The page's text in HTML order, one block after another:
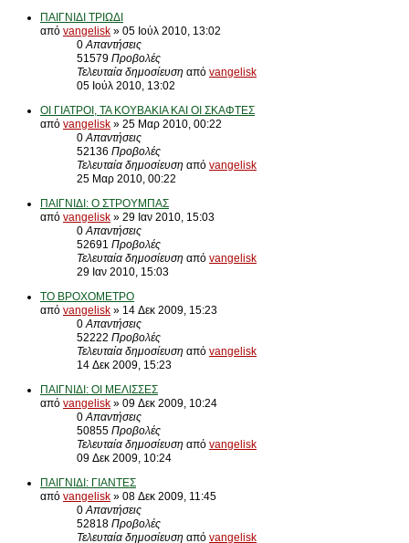
ΠΑΙΓΝΙΔΙ ΤΡΙΩΔΙ
από vangelisk » 05 Ιούλ 2010, 13:02
0Απαντήσεις
51579 Προβολές
Τελευταία δημοσίευση από vangelisk
05 Ιούλ 2010, 13:02
ΟΙ ΓΙΑΤΡΟΙ, ΤΑ ΚΟΥΒΑΚΙΑ ΚΑΙ ΟΙ ΣΚΑΦΤΕΣ
από vangelisk » 25 Μαρ 2010, 00:22
0Απαντήσεις
52136 Προβολές
Τελευταία δημοσίευση από vangelisk
25 Μαρ 2010, 00:22
ΠΑΙΓΝΙΔΙ: Ο ΣΤΡΟΥΜΠΑΣ
από vangelisk » 29 Ιαν 2010, 15:03
0Απαντήσεις
52691 Προβολές
Τελευταία δημοσίευση από vangelisk
29 Ιαν 2010, 15:03
ΤΟ ΒΡΟΧΟΜΕΤΡΟ
από vangelisk » 14 Δεκ 2009, 15:23
0Απαντήσεις
52222 Προβολές
Τελευταία δημοσίευση από vangelisk
14 Δεκ 2009, 15:23
ΠΑΙΓΝΙΔΙ: ΟΙ ΜΕΛΙΣΣΕΣ
από vangelisk » 09 Δεκ 2009, 10:24
0Απαντήσεις
50855 Προβολές
Τελευταία δημοσίευση από vangelisk
09 Δεκ 2009, 10:24
ΠΑΙΓΝΙΔΙ: ΓΙΑΝΤΕΣ
από vangelisk » 08 Δεκ 2009, 11:45
0Απαντήσεις
52818 Προβολές
Τελευταία δημοσίευση από vangelisk